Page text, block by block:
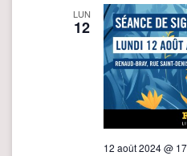
LUN
12
12 août 2024 @